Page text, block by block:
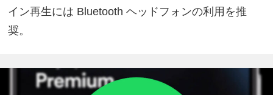
イン再生には Bluetooth ヘッドフォンの利用を推
奨。